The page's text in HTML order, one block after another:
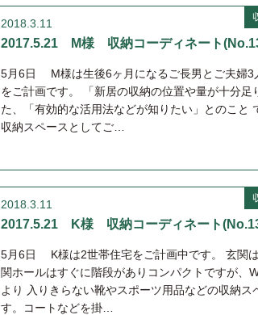
2018.3.11
2017.5.21 M様 収納コーディネート
5月6日 M様は生後6ヶ月になるご長男とご夫婦3
をご計画です。 「新居の収納の位置や量が十分足
た、「有効的な活用法などが知りたい」とのこと
収納スペースとしてご…
2018.3.11
2017.5.21 K様 収納コーディネート
5月6日 K様は2世帯住宅をご計画中です。 玄関
関ホールはすぐに階段がありコンパクトですが、
より 入りきらない靴やスポーツ用品などの収納ス
す。コートなどを掛…